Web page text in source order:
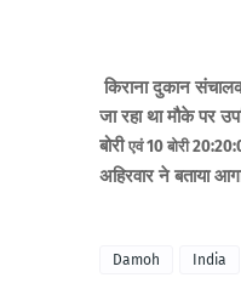
किराना दुकान
जा रहा था मौके पर
बोरीएवं10बोरी
अहिरवार ने बताया
Damoh India